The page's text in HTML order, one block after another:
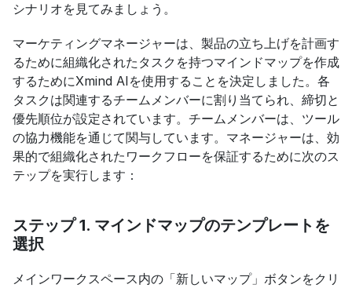
シナリオを見てみましょう。
マーケティングマネージャーは、製品の立ち上げを計画す
るために組織化されたタスクを持つマインドマップを作成
するためにXmind AIを使用することを決定しました。各
タスクは関連するチームメンバーに割り当てられ、締切と
優先順位が設定されています。チームメンバーは、ツール
の協力機能を通じて関与しています。マネージャーは、効
果的で組織化されたワークフローを保証するために次のス
テップを実行します：
ステップ 1. マインドマップのテンプレートを
選択
メインワークスペース内の「新しいマップ」ボタンをクリ